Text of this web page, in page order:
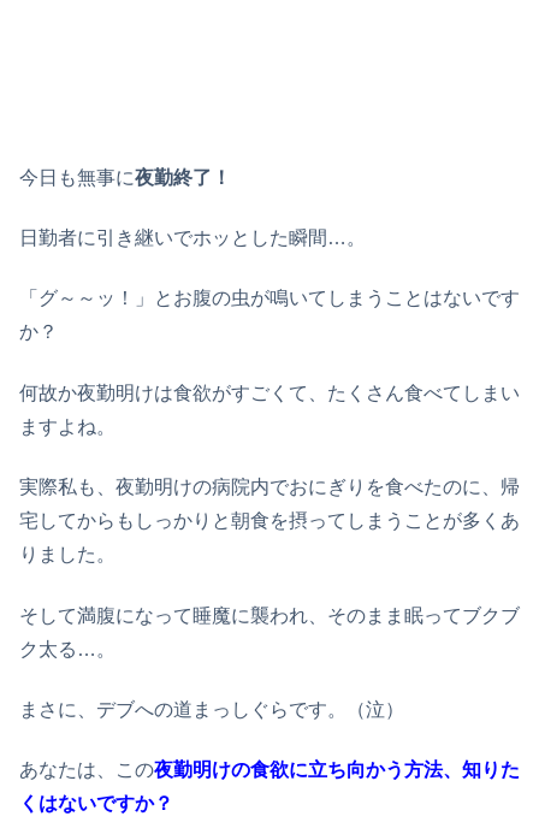
今日も無事に夜勤終了！
日勤者に引き継いでホッとした瞬間…。
「グ～～ッ！」とお腹の虫が鳴いてしまうことはないです
か？
何故か夜勤明けは食欲がすごくて、たくさん食べてしまい
ますよね。
実際私も、夜勤明けの病院内でおにぎりを食べたのに、帰
宅してからもしっかりと朝食を摂ってしまうことが多くあ
りました。
そして満腹になって睡魔に襲われ、そのまま眠ってブクブ
ク太る…。
まさに、デブへの道まっしぐらです。（泣）
あなたは、この夜勤明けの食欲に立ち向かう方法、知りた
くはないですか？